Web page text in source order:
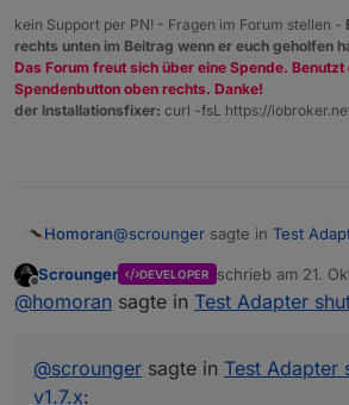
kein Support per PN! - Fragen im Forum stellen -
rechts unten im Beitrag wenn er euch geholfen
Das Forum freut sich über eine Spende. Benutzt
Spendenbutton oben rechts. Danke!
der Installationsfixer: curl -fsL https://
Homoran@scrounger sagte in Test
Aber das geht doch nur
@ scrounger
Test
Offline
Scrounger DEVELOPER schrieb am 21.
zuletzt editiert
@homoran sagte in Test Adapter
@scrounger sagte in Test Adapter
v1.7.x: